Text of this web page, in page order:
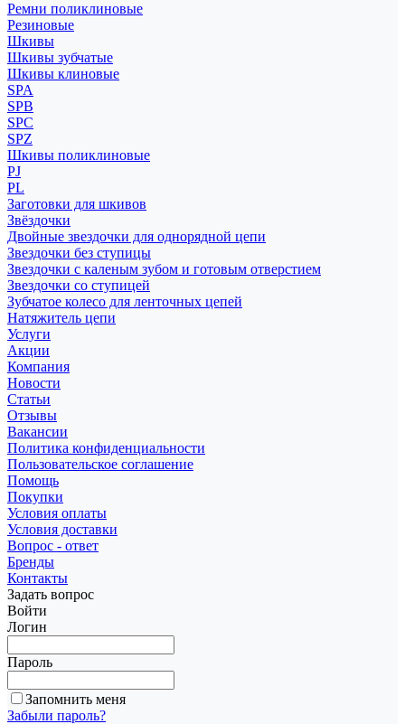
Ремни поликлиновые
Резиновые
Шкивы
Шкивы зубчатые
Шкивы клиновые
SPA
SPB
SPC
SPZ
Шкивы поликлиновые
PJ
PL
Заготовки для шкивов
Звёздочки
Двойные звездочки для однорядной цепи
Звездочки без ступицы
Звездочки с каленым зубом и готовым отверстием
Звездочки со ступицей
Зубчатое колесо для ленточных цепей
Натяжитель цепи
Услуги
Акции
Компания
Новости
Статьи
Отзывы
Вакансии
Политика конфиденциальности
Пользовательское соглашение
Помощь
Покупки
Условия оплаты
Условия доставки
Вопрос - ответ
Бренды
Контакты
Задать вопрос
Войти
Логин
Пароль
Запомнить меня
Забыли пароль?